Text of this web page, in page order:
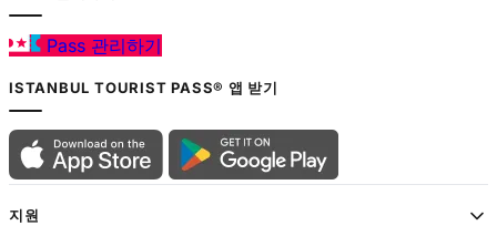
Pass 관리하기
ISTANBUL TOURIST PASS® 앱 받기
지원